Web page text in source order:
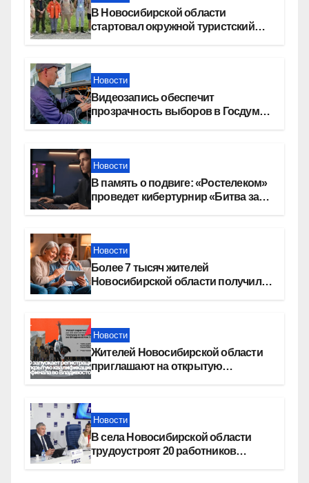
В Новосибирской области
стартовал окружной туристский
Новости
Видеозапись обеспечит
прозрачность выборов в Госдуму
Новости
В память о подвиге: «Ростелеком»
проведет кибертурнир «Битва за
Новости
Более 7 тысяч жителей
Новосибирской области получили
Новости
Жителей Новосибирской области
приглашают на открытую
Новости
В села Новосибирской области
трудоустроят 20 работников